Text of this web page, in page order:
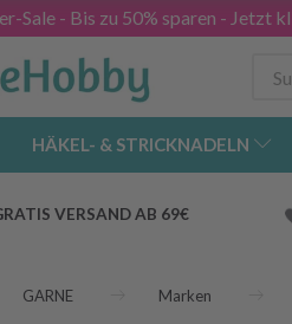
Sale - Bis zu 50% sparen - Jetzt
HÄKEL- & STRICKNADELN
VERSAND AB 69€
GARNE Marken